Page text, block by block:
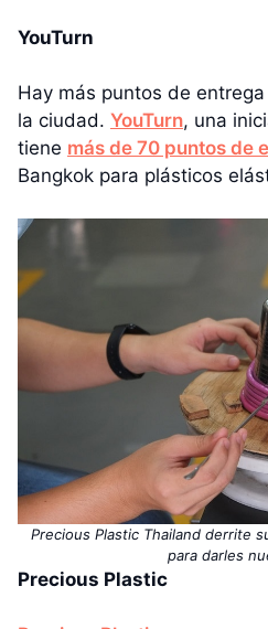
YouTurn
Hay más puntos de
la ciudad. YouTurn, una
tiene más de 70 puntos de
Bangkok para plásticos
Precious Plastic Thailand derrite
para darles
Precious Plastic